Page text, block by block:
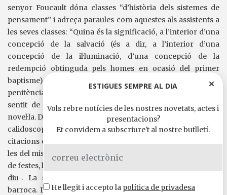
senyor Foucault dóna classes “d’història dels sistemes de
pensament” i adreça paraules com aquestes als assistents a
les seves classes: “Quina és la significació, a l’interior d’una
concepció de la salvació (és a dir, a l’interior d’una
concepció de la il·luminació, d’una concepció de la
redempció obtinguda pels homes en ocasió del primer
baptisme), quina pot ser la significació de la repetició de la
penitència o de la repetició mateixa del pecat”. Aquest és el
sentit de l’humor que Laurent Binet gasta al llarg de la
novel·la. De vegades fins i tot es permet oferir un enrevessat
calidoscopi lingüístic, intercalant frases en anglès i italià i
citacions en llatí, al llarg de soirées i reunions secretes com
les del misteriós Logos Club. “A l’hora d’escriure les escenes
de festes, la meva gran influència ha sigut Bret Easton Ellis -
diu-. La setena funció del llenguatge és una mixtura
barroca. La barreja de gèneres és una condició necessària
ESTIGUES SEMPRE AL DIA
Vols rebre notícies de les nostres novetats, actes i
presentacions?
Et convidem a subscriure't al nostre butlletí.
He llegit i accepto la política de privadesa